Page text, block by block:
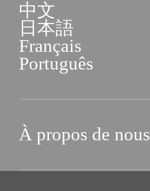
中文
日本語
Français
Português
À propos de nous